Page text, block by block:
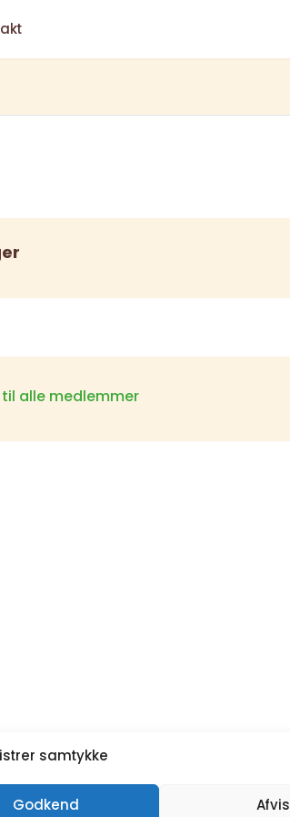
samtykke
Godkend Afvis
alle medlemmer